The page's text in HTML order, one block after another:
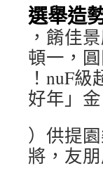
選舉造
，餚佳
頓一，
！nuF
好年」
）供提
將，友